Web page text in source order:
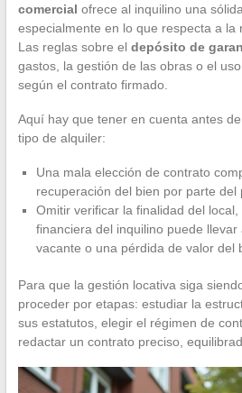
comercial ofrece al inquilino una
especialmente en lo que respecta a la
Las reglas sobre el depósito de
gastos, la gestión de las obras o el
según el contrato firmado.
Aquí hay que tener en cuenta antes
tipo de alquiler:
Una mala elección de contrato
recuperación del bien por parte del
Omitir verificar la finalidad del
financiera del inquilino puede
vacante o una pérdida de valor del
Para que la gestión locativa siga
proceder por etapas: estudiar la
sus estatutos, elegir el régimen de
redactar un contrato preciso,